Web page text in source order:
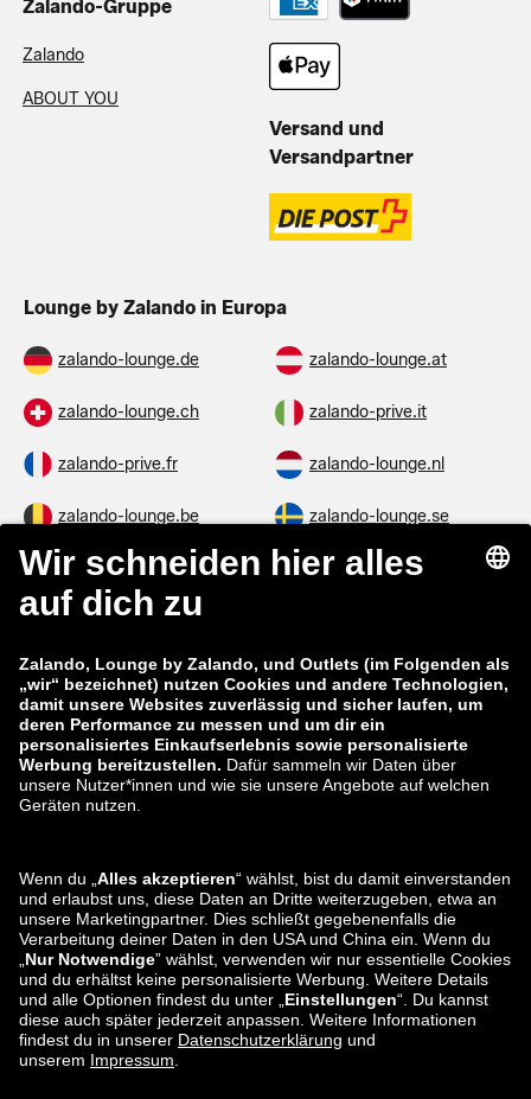
Zalando-Gruppe
Zalando
ABOUT YOU
Versand und
Versandpartner
Lounge by Zalando in Europa
zalando-lounge.de zalando-lounge.at
zalando-lounge.ch zalando-prive.it
zalando-prive.fr zalando-lounge.nl
zalando-lounge.be zalando-lounge.se
zalando-lounge.fi zalando-lounge.dk
zalando-lounge.co.uk
zalando-prive.es zalando-lounge.cz
zalando-lounge.lt zalando-lounge.sk
zalando-lounge.ro zalando-lounge.hr
zalando-lounge.lu zalando-lounge.ee
zalando-lounge.lv zalando-lounge.no
Sie finden uns
auch bei